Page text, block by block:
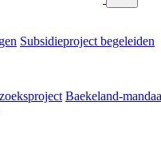
Subsidieproject begeleiden
Baekeland-